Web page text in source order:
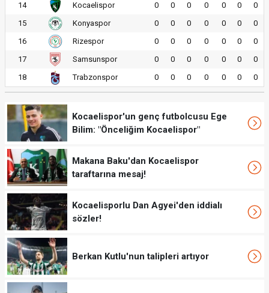
14
Kocaelispor 0 0 0 0 0 0
0
15
Konyaspor 0 0 0 0 0 0
0
16
Rizespor 0 0 0 0 0 0
0
17
Samsunspor 0 0 0 0 0 0
0
18
Trabzonspor 0 0 0 0 0 0 0
Kocaelispor'un genç futbolcusu Ege
Bilim: "Önceliğim Kocaelispor"
Makana Baku'dan Kocaelispor
taraftarına mesaj!
Kocaelisporlu Dan Agyei'den iddialı
sözler!
Berkan Kutlu'nun talipleri artıyor